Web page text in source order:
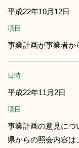
平成22年10月12日
項目
事業計画が事業者か
日時
平成22年11月2日
項目
事業計画の意見につ
県からの照会内容は